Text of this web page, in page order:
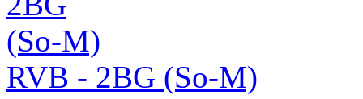
RVB - 2BG (So-M)